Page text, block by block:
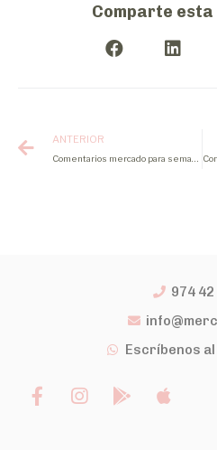
Comparte
ANTERIOR
974 42
Escríbenos al